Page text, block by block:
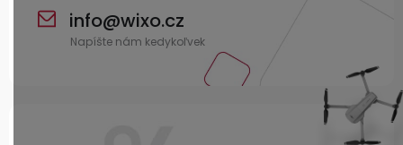
info@wixo.cz